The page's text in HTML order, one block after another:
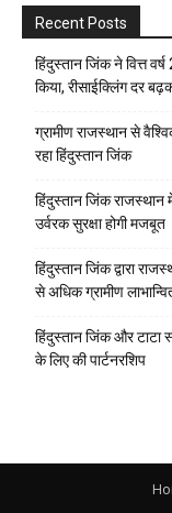
Recent Posts
हिंदुस्तान जिंक ने वित्त
किया, रीसाईक्लिंग दर
ग्रामीण राजस्थान से
रहा हिंदुस्तान जिंक
हिंदुस्तान जिंक राजस्थान
उर्वरक सुरक्षा होगी मजबूत
हिंदुस्तान जिंक द्वारा
से अधिक ग्रामीण
हिंदुस्तान जिंक और टाटा
के लिए की पार्टनरशिप